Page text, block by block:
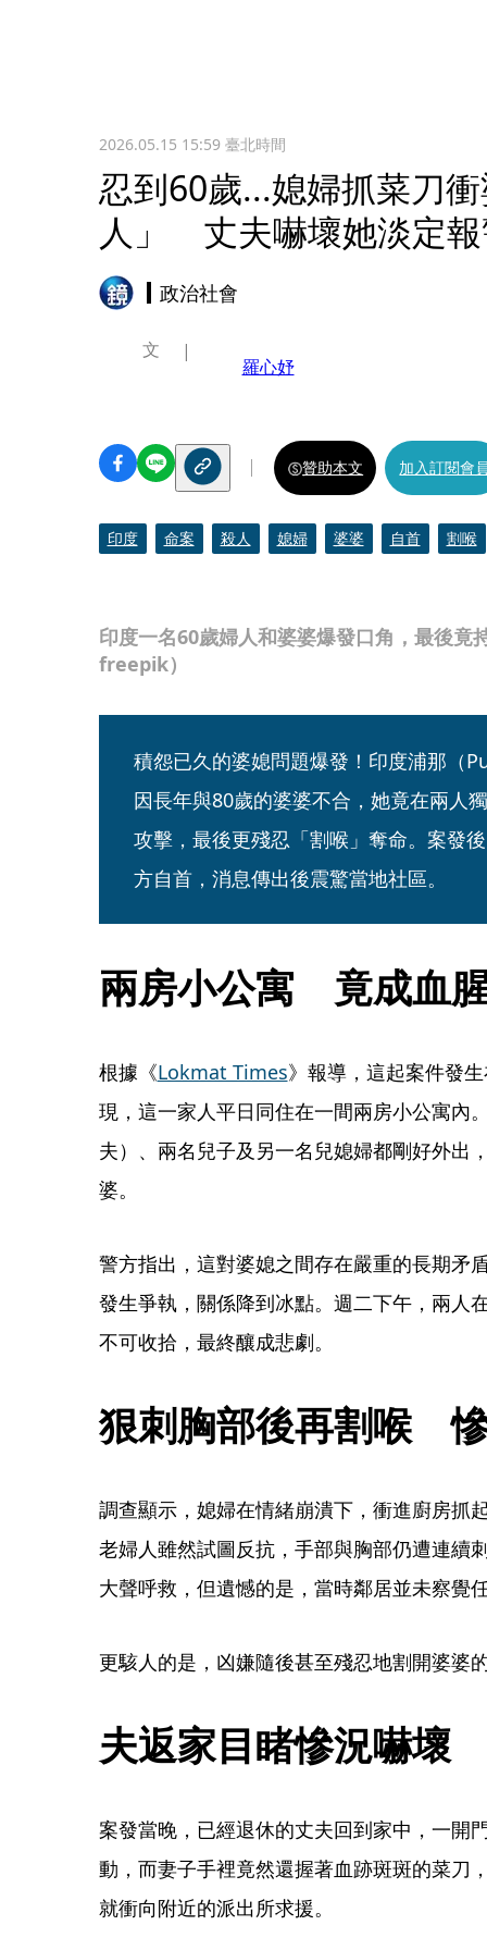
2026.05.15 15:59臺北時間
忍到60歲...媳婦抓菜刀
人」 丈夫嚇壞她淡定
政治社會
印度一名60歲婦人和婆婆爆發口角，最後竟
freepik）
文
羅心妤
贊助本文 加入訂閱會
印度 命案 殺人 媳婦 婆婆 自首 割喉
積怨已久的婆媳問題爆發！印度浦那（
因長年與80歲的婆婆不合，她竟在兩人
攻擊，最後更殘忍「割喉」奪命。案發
方自首，消息傳出後震驚當地社區。
兩房小公寓　竟成血
根據《Lokmat Times》報導，這起案件發
現，這一家人平日同住在一間兩房小公寓內
夫）、兩名兒子及另一名兒媳婦都剛好外出
婆。
警方指出，這對婆媳之間存在嚴重的長期矛
發生爭執，關係降到冰點。週二下午，兩人
不可收拾，最終釀成悲劇。
狠刺胸部後再割喉　
調查顯示，媳婦在情緒崩潰下，衝進廚房抓
老婦人雖然試圖反抗，手部與胸部仍遭連續
大聲呼救，但遺憾的是，當時鄰居並未察覺
更駭人的是，凶嫌隨後甚至殘忍地割開婆婆
夫返家目睹慘況嚇壞
案發當晚，已經退休的丈夫回到家中，一開
動，而妻子手裡竟然還握著血跡斑斑的菜刀
就衝向附近的派出所求援。